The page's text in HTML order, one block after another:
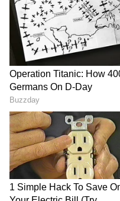
ಋುತುಮತಿಯಾದ
ಹೀಗೆ ಮನೆಯಿಂದ
ನಾಗರಿಕ ಸಮಾಜವೇ
ಬಾಣಂತಿಯ ತಂದೆ-ತಾಯಿ
ಕಾರಣರಾಗುತ್ತೇವೆ. ಕಲಂ